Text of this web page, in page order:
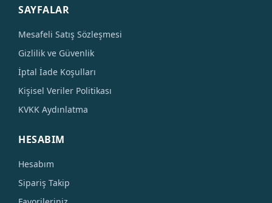
SAYFALAR
Mesafeli Satış Sözleşmesi
Gizlilik ve Güvenlik
İptal İade Koşulları
Kişisel Veriler Politikası
KVKK Aydınlatma
HESABIM
Hesabım
Sipariş Takip